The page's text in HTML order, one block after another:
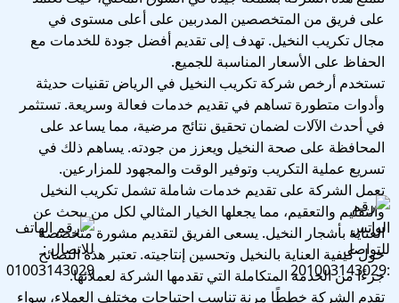
على فريق من المتخصصين المدربين على أعلى مستوى في
مجال تكريب النخيل. تهدف إلى تقديم أفضل جودة للخدمات مع
الحفاظ على الأسعار المناسبة للجميع.
تستخدم أرخص شركة تكريب النخيل في الرياض تقنيات حديثة
وأدوات متطورة تساهم في تقديم خدمات فعالة وسريعة. تستثمر
في أحدث الآلات لضمان تحقيق نتائج مرضية، مما يساعد على
المحافظة على صحة النخيل ويعزز من جودته. يساهم ذلك في
تسريع عملية التكريب وتوفير الوقت والمجهود للمزارعين.
تعمل الشركة على تقديم خدمات شاملة تشمل تكريب النخيل
والتقليم والتعقيم، مما يجعلها الخيار المثالي لكل من يبحث عن
العناية بأشجار النخيل. يسعى الفريق لتقديم مشورة متخصصة
حول كيفية العناية بالنخيل وتحسين إنتاجيته. تعتبر هذه النصائح
جزءًا من الخدمة المتكاملة التي تقدمها الشركة لعملائها.
تقدم الشركة خططًا مرنة تناسب احتياجات مختلف العملاء، سواء